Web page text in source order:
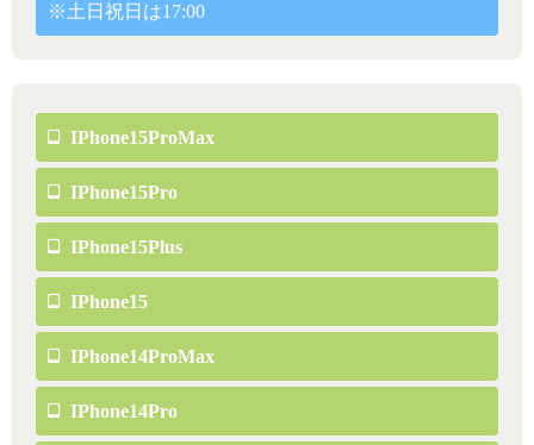
※土日祝日は17:00
IPhone15ProMax
IPhone15Pro
IPhone15Plus
IPhone15
IPhone14ProMax
IPhone14Pro